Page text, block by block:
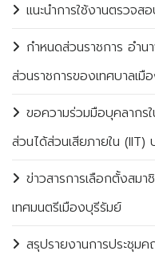
แนะนำการใช้งานตรวจส
กำหนดส่วนราชการ อำ
ส่วนราชการของเทศบาลเมื
ขอความร่วมมือบุคลาก
ส่วนได้ส่วนเสียภายใน (IIT)
ข่าวสารการเลือกตั้งสมา
เทศมนตรีเมืองบุรีรัมย์
สรุปรายงานการประชุม